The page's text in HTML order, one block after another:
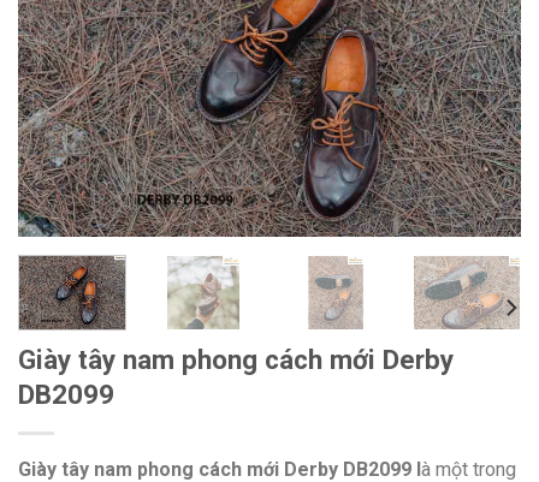
Giày tây nam phong cách mới Derby
DB2099
Giày tây nam phong cách mới Derby DB2099 là một trong